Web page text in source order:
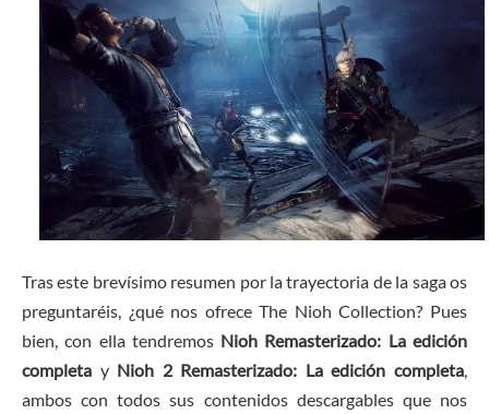
Tras este brevísimo resumen por la trayectoria de la saga os
preguntaréis, ¿qué nos ofrece The Nioh Collection? Pues
bien, con ella tendremos Nioh Remasterizado: La edición
completa yNioh 2 Remasterizado: La edición completa,
ambos con todos sus contenidos descargables que nos